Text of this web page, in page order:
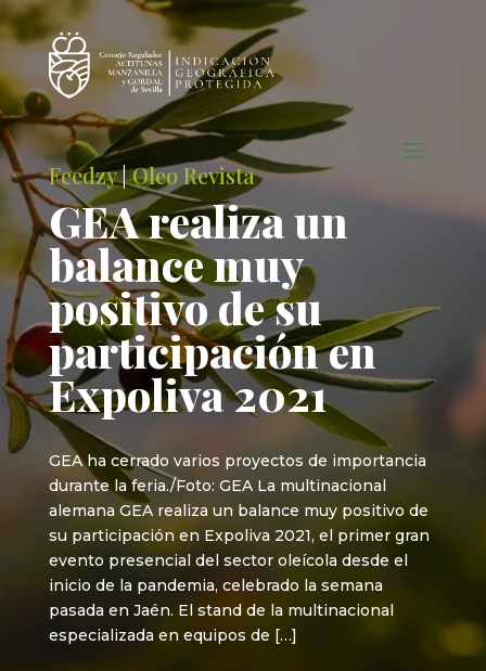
Feedzy|Oleo Revista
GEA realiza un
balance muy
positivo de su
participación en
Expoliva 2021
GEA ha cerrado varios proyectos de importancia
durante la feria./Foto: GEA La multinacional
alemana GEA realiza un balance muy positivo de
su participación en Expoliva 2021, el primer gran
evento presencial del sector oleícola desde el
inicio de la pandemia, celebrado la semana
pasada en Jaén. El stand de la multinacional
especializada en equipos de […]